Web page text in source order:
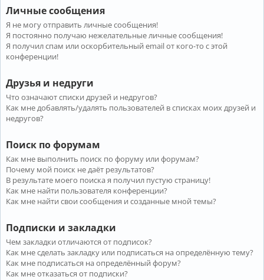
Личные сообщения
Я не могу отправить личные сообщения!
Я постоянно получаю нежелательные личные сообщения!
Я получил спам или оскорбительный email от кого-то с этой
конференции!
Друзья и недруги
Что означают списки друзей и недругов?
Как мне добавлять/удалять пользователей в списках моих друзей и
недругов?
Поиск по форумам
Как мне выполнить поиск по форуму или форумам?
Почему мой поиск не даёт результатов?
В результате моего поиска я получил пустую страницу!
Как мне найти пользователя конференции?
Как мне найти свои сообщения и созданные мной темы?
Подписки и закладки
Чем закладки отличаются от подписок?
Как мне сделать закладку или подписаться на определённую тему?
Как мне подписаться на определённый форум?
Как мне отказаться от подписки?